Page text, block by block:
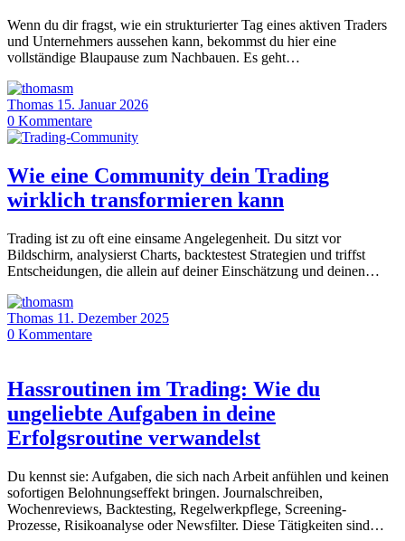
Wenn du dir fragst, wie ein strukturierter Tag eines aktiven Traders
und Unternehmers aussehen kann, bekommst du hier eine
vollständige Blaupause zum Nachbauen. Es geht…
Thomas 15. Januar 2026
0 Kommentare
Wie eine Community dein Trading
wirklich transformieren kann
Trading ist zu oft eine einsame Angelegenheit. Du sitzt vor
Bildschirm, analysierst Charts, backtestest Strategien und triffst
Entscheidungen, die allein auf deiner Einschätzung und deinen…
Thomas 11. Dezember 2025
0 Kommentare
Hassroutinen im Trading: Wie du
ungeliebte Aufgaben in deine
Erfolgsroutine verwandelst
Du kennst sie: Aufgaben, die sich nach Arbeit anfühlen und keinen
sofortigen Belohnungseffekt bringen. Journalschreiben,
Wochenreviews, Backtesting, Regelwerkpflege, Screening-
Prozesse, Risikoanalyse oder Newsfilter. Diese Tätigkeiten sind…